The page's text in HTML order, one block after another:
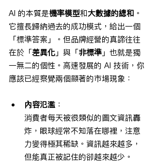
AI 的本質是機率模型和大數據的總和 。
它擅長歸納過去的成功模式，給出一個
「標準答案」。但品牌經營的真諦往往
在於「差異化」與「非標準」也就是獨
一無二的個性。高速發展的 AI 技術，你
應該已經察覺兩個顯著的市場現象：
內容氾濫 ：
消費者每天被很類似的圖文資訊轟
炸，眼球經常不知落在哪裡，注意
力變得極其稀缺。資訊越來越多，
但能真正被記住的卻越來越少。